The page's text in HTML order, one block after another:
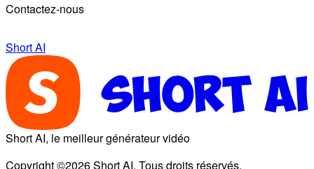
Contactez-nous
Short AI
Short AI, le meilleur générateur vidéo
Copyright ©2026 Short AI. Tous droits réservés.